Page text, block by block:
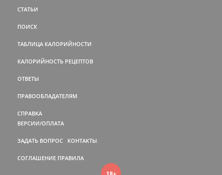
СТАТЬИ
ПОИСК
ТАБЛИЦА КАЛОРИЙНОСТИ
КАЛОРИЙНОСТЬ РЕЦЕПТОВ
ОТВЕТЫ
ПРАВООБЛАДАТЕЛЯМ
СПРАВКА
ВЕРСИИ/ОПЛАТА
ЗАДАТЬ ВОПРОС КОНТАКТЫ
СОГЛАШЕНИЕ ПРАВИЛА